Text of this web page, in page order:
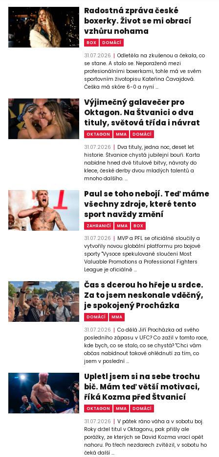
Radostná zpráva české
boxerky. Život se mi obrací
vzhůru nohama
BOX DOMÁCÍ
31.07.2026
Odletěla na zkušenou a čekala, co
se stane. A stalo se. Neporažená mezi
profesionálními boxerkami, tohle má ve svém
sportovním životopisu Kateřina Čavajdová.
Češka má skóre 6-0 a nyní ...
Výjimečný galavečer pro
Oktagon. Na Štvanici o dva
tituly, světová třída i návrat
OKTAGON MMA DOMÁCÍ
31.07.2026
Dva tituly, jedna noc, deset let
historie. Štvanice chystá jubilejní bouři. Karta
nabídne hned dvě titulové bitvy, návraty do
klece, české derby dvou mladých talentů a
mnoho dalšího. ...
Paul se toho nebojí. Teď máme
všechny zdroje, které tento
sport navždy změní
ZAHRANIČÍ MMA BOX
31.07.2026
MVP a PFL se oficiálně sloučily a
vytvořily novou globální platformu pro bojové
sporty "Vysoce spekulované sloučení Most
Valuable Promotions a Professional Fighters
League je oficiálně ...
Čas s dcerou ho hřeje u srdce.
Za to jsem neskonale vděčný,
je spokojený Procházka
DOMÁCÍ MMA
31.07.2026
Co dělá Jiří Procházka od svého
posledního zápasu v UFC? Co zažil v tomto roce,
kde bych, co se stalo, co se chystá? "Chci vám
občas nabídnout takové ohlédnutí za tím, co
jsem v poslední ...
Upletl jsem si na sebe trochu
bič. Mám teď větší motivaci,
říká Kozma před Štvanicí
OKTAGON MMA DOMÁCÍ
31.07.2026
V pátek ráno váha a v sobotu boj.
Roky držel titul v Oktagonu, pak přišly ale
porážky, ze kterých se David Kozma vrací opět
nahoru. Po třech nezdarech zvítězil, v sobotu ho
čeká další ...